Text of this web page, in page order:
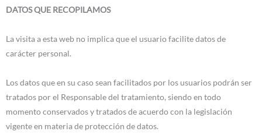
DATOS QUE RECOPILAMOS
La visita a esta web no implica que el usuario facilite datos de
carácter personal.
Los datos que en su caso sean facilitados por los usuarios podrán ser
tratados por el Responsable del tratamiento, siendo en todo
momento conservados y tratados de acuerdo con la legislación
vigente en materia de protección de datos.